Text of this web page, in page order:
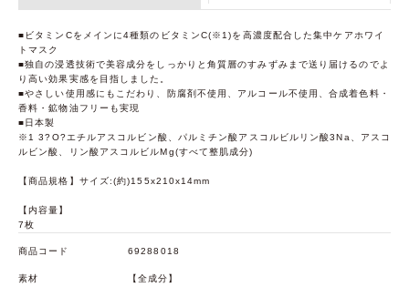
■ビタミンCをメインに4種類のビタミンC(※1)を高濃度配合した集中ケアホワイ
トマスク
■独自の浸透技術で美容成分をしっかりと角質層のすみずみまで送り届けるのでよ
り高い効果実感を目指しました。
■やさしい使用感にもこだわり、防腐剤不使用、アルコール不使用、合成着色料・
香料・鉱物油フリーも実現
■日本製
※1 3?O?エチルアスコルビン酸、パルミチン酸アスコルビルリン酸3Na、アスコ
ルビン酸、リン酸アスコルビルMg(すべて整肌成分)
【商品規格】サイズ:(約)155x210x14mm
【内容量】
7枚
商品コード 69288018
素材
【全成分】